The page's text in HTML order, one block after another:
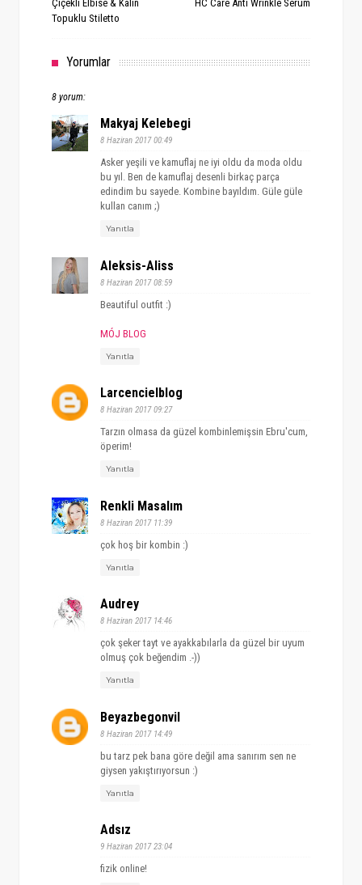
HC Care Anti Wrinkle Serum
Çiçekli Elbise & Kalın
Topuklu Stiletto
Yorumlar
8 yorum:
Makyaj Kelebegi
8 Haziran 2017 00:49
Asker yeşili ve kamuflaj ne iyi oldu da moda oldu
bu yıl. Ben de kamuflaj desenli birkaç parça
edindim bu sayede. Kombine bayıldım. Güle güle
kullan canım ;)
Yanıtla
Aleksis-Aliss
8 Haziran 2017 08:59
Beautiful outfit :)
MÓJ BLOG
Yanıtla
Larcencielblog
8 Haziran 2017 09:27
Tarzın olmasa da güzel kombinlemişsin Ebru'cum,
öperim!
Yanıtla
Renkli Masalım
8 Haziran 2017 11:39
çok hoş bir kombin :)
Yanıtla
Audrey
8 Haziran 2017 14:46
çok şeker tayt ve ayakkabılarla da güzel bir uyum
olmuş çok beğendim .-))
Yanıtla
Beyazbegonvil
8 Haziran 2017 14:49
bu tarz pek bana göre değil ama sanırım sen ne
giysen yakıştırıyorsun :)
Yanıtla
Adsız
9 Haziran 2017 23:04
fizik online!